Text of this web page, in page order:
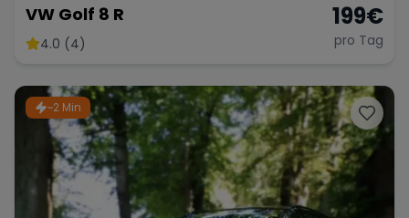
VW Golf 8 R
4.0 (4)
199€
pro Tag
~2 Min